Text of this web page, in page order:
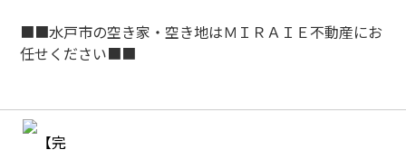
■■水戸市の空き家・空き地はＭＩＲＡＩＥ不動産にお
任せください■■